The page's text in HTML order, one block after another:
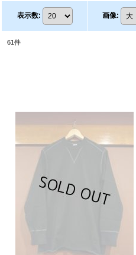
表示数: 画像:
61件